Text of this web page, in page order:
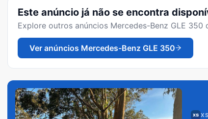
Este anúncio já não se encontra
Explore outros anúncios Mercedes-Benz GLE 350
Ver anúncios Mercedes-Benz GLE 350